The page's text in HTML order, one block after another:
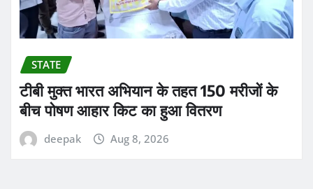
STATE
टीबी मुक्त भारत अभियान के तहत 150 मरीजों के
बीच पोषण आहार किट का हुआ वितरण
deepak Aug 8, 2026